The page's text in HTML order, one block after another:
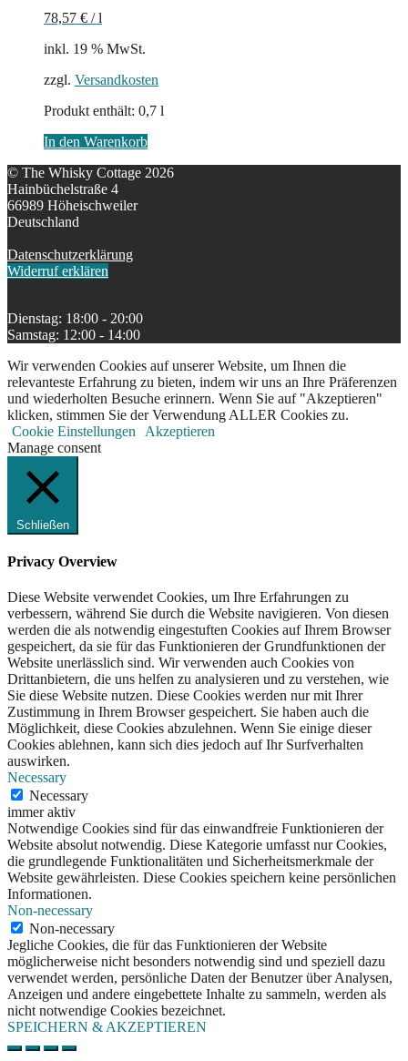
78,57 € /l
inkl. 19 % MwSt.
zzgl. Versandkosten
Produkt enthält: 0,7 l
In den Warenkorb
© The Whisky Cottage 2026
Hainbüchelstraße 4
66989 Höheischweiler
Deutschland
Datenschutzerklärung
Widerruf erklären
Dienstag: 18:00 - 20:00
Samstag: 12:00 - 14:00
Wir verwenden Cookies auf unserer Website, um Ihnen die
relevanteste Erfahrung zu bieten, indem wir uns an Ihre Präferenzen
und wiederholten Besuche erinnern. Wenn Sie auf "Akzeptieren"
klicken, stimmen Sie der Verwendung ALLER Cookies zu.
Cookie Einstellungen
Akzeptieren
Manage consent
Schließen
Privacy Overview
Diese Website verwendet Cookies, um Ihre Erfahrungen zu
verbessern, während Sie durch die Website navigieren. Von diesen
werden die als notwendig eingestuften Cookies auf Ihrem Browser
gespeichert, da sie für das Funktionieren der Grundfunktionen der
Website unerlässlich sind. Wir verwenden auch Cookies von
Drittanbietern, die uns helfen zu analysieren und zu verstehen, wie
Sie diese Website nutzen. Diese Cookies werden nur mit Ihrer
Zustimmung in Ihrem Browser gespeichert. Sie haben auch die
Möglichkeit, diese Cookies abzulehnen. Wenn Sie einige dieser
Cookies ablehnen, kann sich dies jedoch auf Ihr Surfverhalten
auswirken.
Necessary
Necessary
immer aktiv
Notwendige Cookies sind für das einwandfreie Funktionieren der
Website absolut notwendig. Diese Kategorie umfasst nur Cookies,
die grundlegende Funktionalitäten und Sicherheitsmerkmale der
Website gewährleisten. Diese Cookies speichern keine persönlichen
Informationen.
Non-necessary
Non-necessary
Jegliche Cookies, die für das Funktionieren der Website
möglicherweise nicht besonders notwendig sind und speziell dazu
verwendet werden, persönliche Daten der Benutzer über Analysen,
Anzeigen und andere eingebettete Inhalte zu sammeln, werden als
nicht notwendige Cookies bezeichnet.
SPEICHERN & AKZEPTIEREN